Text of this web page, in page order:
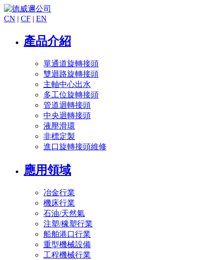
CN | CF | EN
產品介紹
單通道旋轉接頭
雙迴路旋轉接頭
主軸中心出水
多工位旋轉接頭
管道迴轉接頭
中央迴轉接頭
液壓滑環
非標定製
進口旋轉接頭維修
應用領域
冶金行業
機床行業
石油/天然氣
注塑/橡塑行業
船舶港口行業
重型機械設備
工程機械行業